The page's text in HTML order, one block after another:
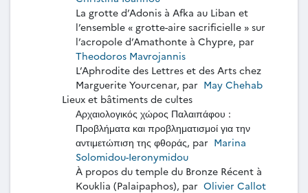
La grotte d’Adonis à Afka au Liban et
l’ensemble « grotte-aire sacrificielle » sur
l’acropole d’Amathonte à Chypre, par
Theodoros Mavrojannis
L’Aphrodite des Lettres et des Arts chez
Marguerite Yourcenar, par May Chehab
Lieux et bâtiments de cultes
Αρχαιολογικός χώρος Παλαιπάφου :
Προβλήματα και προβληματισμοί για την
αντιμετώπιση της φθοράς, par Marina
Solomidou-Ieronymidou
À propos du temple du Bronze Récent à
Kouklia (Palaipaphos), par Olivier Callot